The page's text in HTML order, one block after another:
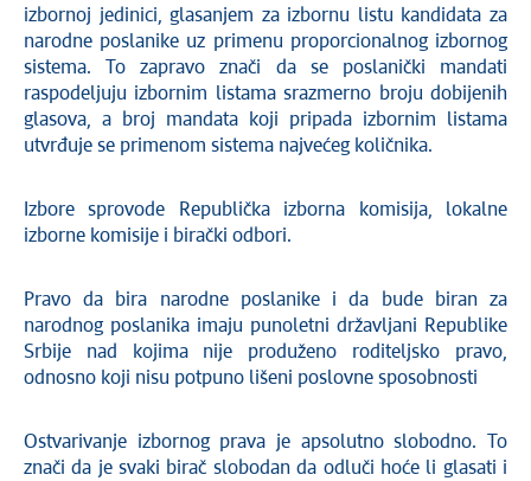
izbornoj jedinici, glasanjem za izbornu listu kandidata za
narodne poslanike uz primenu proporcionalnog izbornog
sistema. To zapravo znači da se poslanički mandati
raspodeljuju izbornim listama srazmerno broju dobijenih
glasova, a broj mandata koji pripada izbornim listama
utvrđuje se primenom sistema najvećeg količnika.
Izbore sprovode Republička izborna komisija, lokalne
izborne komisije i birački odbori.
Pravo da bira narodne poslanike i da bude biran za
narodnog poslanika imaju punoletni državljani Republike
Srbije nad kojima nije produženo roditeljsko pravo,
odnosno koji nisu potpuno lišeni poslovne sposobnosti
Ostvarivanje izbornog prava je apsolutno slobodno. To
znači da je svaki birač slobodan da odluči hoće li glasati i